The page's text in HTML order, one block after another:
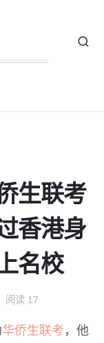
生联考
香港身
名校
阅读 17
华侨生联考 ，他